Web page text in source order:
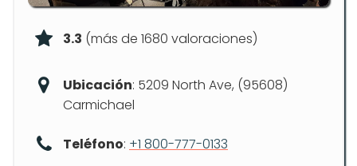
3.3 (más de 1680 valoraciones)
Ubicación: 5209 North Ave, (95608)
Carmichael
Teléfono: +1 800-777-0133